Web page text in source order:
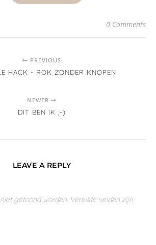
0 Comments
PREVIOUS
HACK - ROK ZONDER KNOPEN
NEWER
DIT BEN IK ;-)
LEAVE A REPLY
getoond worden. Vereiste velden zijn